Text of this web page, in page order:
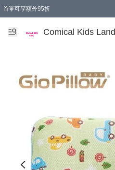
首單可享額外95折
Comical Kids Land